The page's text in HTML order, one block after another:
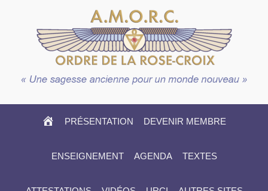
HOME
PRÉSENTATION DEVENIR MEMBRE
ENSEIGNEMENT AGENDA TEXTES